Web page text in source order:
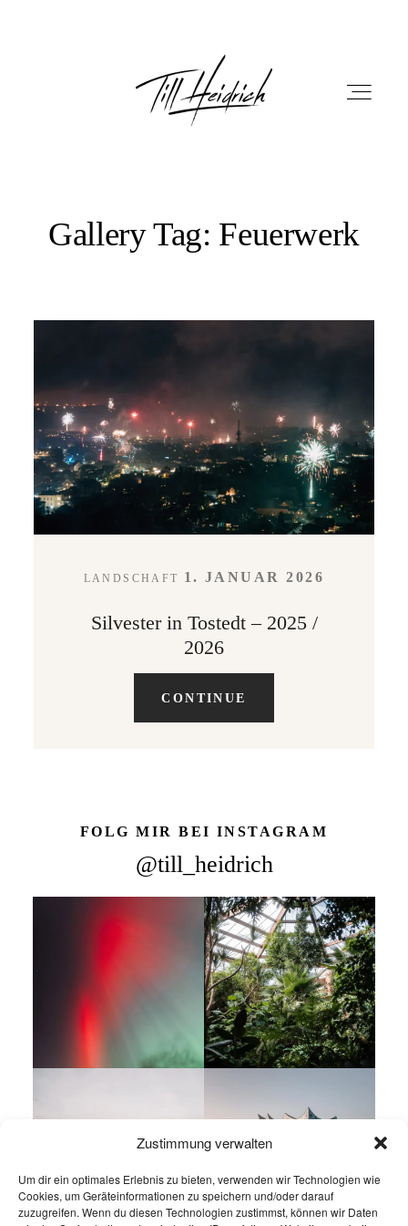
Zustimmung verwalten
Um dir ein optimales Erlebnis zu bieten, verwenden wir Technologien wie
Cookies, um Geräteinformationen zu speichern und/oder darauf
zuzugreifen. Wenn du diesen Technologien zustimmst, können wir Daten
HOME
FOTOBOX
LEISTUNGEN
KONTAKT
ABOUT
Gallery Tag: Feuerwerk
LANDSCHAFT 1. JANUAR 2026
Silvester in Tostedt – 2025 /
2026
CONTINUE
FOLG MIR BEI INSTAGRAM
@till_heidrich